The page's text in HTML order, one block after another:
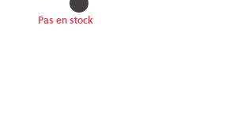
Pas en stock